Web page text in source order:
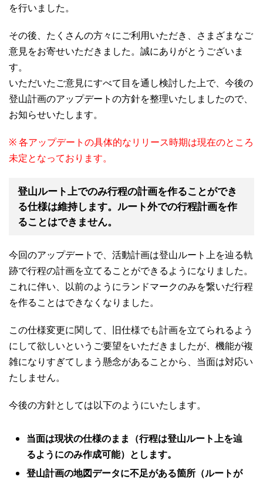
を行いました。
その後、たくさんの方々にご利用いただき、さまざまなご
意見をお寄せいただきました。誠にありがとうございま
す。
いただいたご意見にすべて目を通し検討した上で、今後の
登山計画のアップデートの方針を整理いたしましたので、
お知らせいたします。
※ 各アップデートの具体的なリリース時期は現在のところ
未定となっております。
登山ルート上でのみ行程の計画を作ることができ
る仕様は維持します。ルート外での行程計画を作
ることはできません。
今回のアップデートで、活動計画は登山ルート上を辿る軌
跡で行程の計画を立てることができるようになりました。
これに伴い、以前のようにランドマークのみを繋いだ行程
を作ることはできなくなりました。
この仕様変更に関して、旧仕様でも計画を立てられるよう
にして欲しいというご要望をいただきましたが、機能が複
雑になりすぎてしまう懸念があることから、当面は対応い
たしません。
今後の方針としては以下のようにいたします。
当面は現状の仕様のまま（行程は登山ルート上を辿
るようにのみ作成可能）とします。
登山計画の地図データに不足がある箇所（ルートが